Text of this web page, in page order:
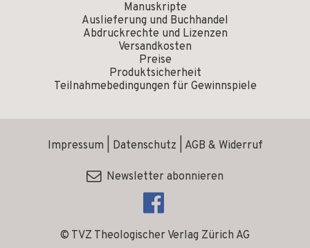
Manuskripte
Auslieferung und Buchhandel
Abdruckrechte und Lizenzen
Versandkosten
Preise
Produktsicherheit
Teilnahmebedingungen für Gewinnspiele
© TVZ Theologischer Verlag Zürich AG
Impressum Datenschutz AGB & Widerruf
Newsletter abonnieren